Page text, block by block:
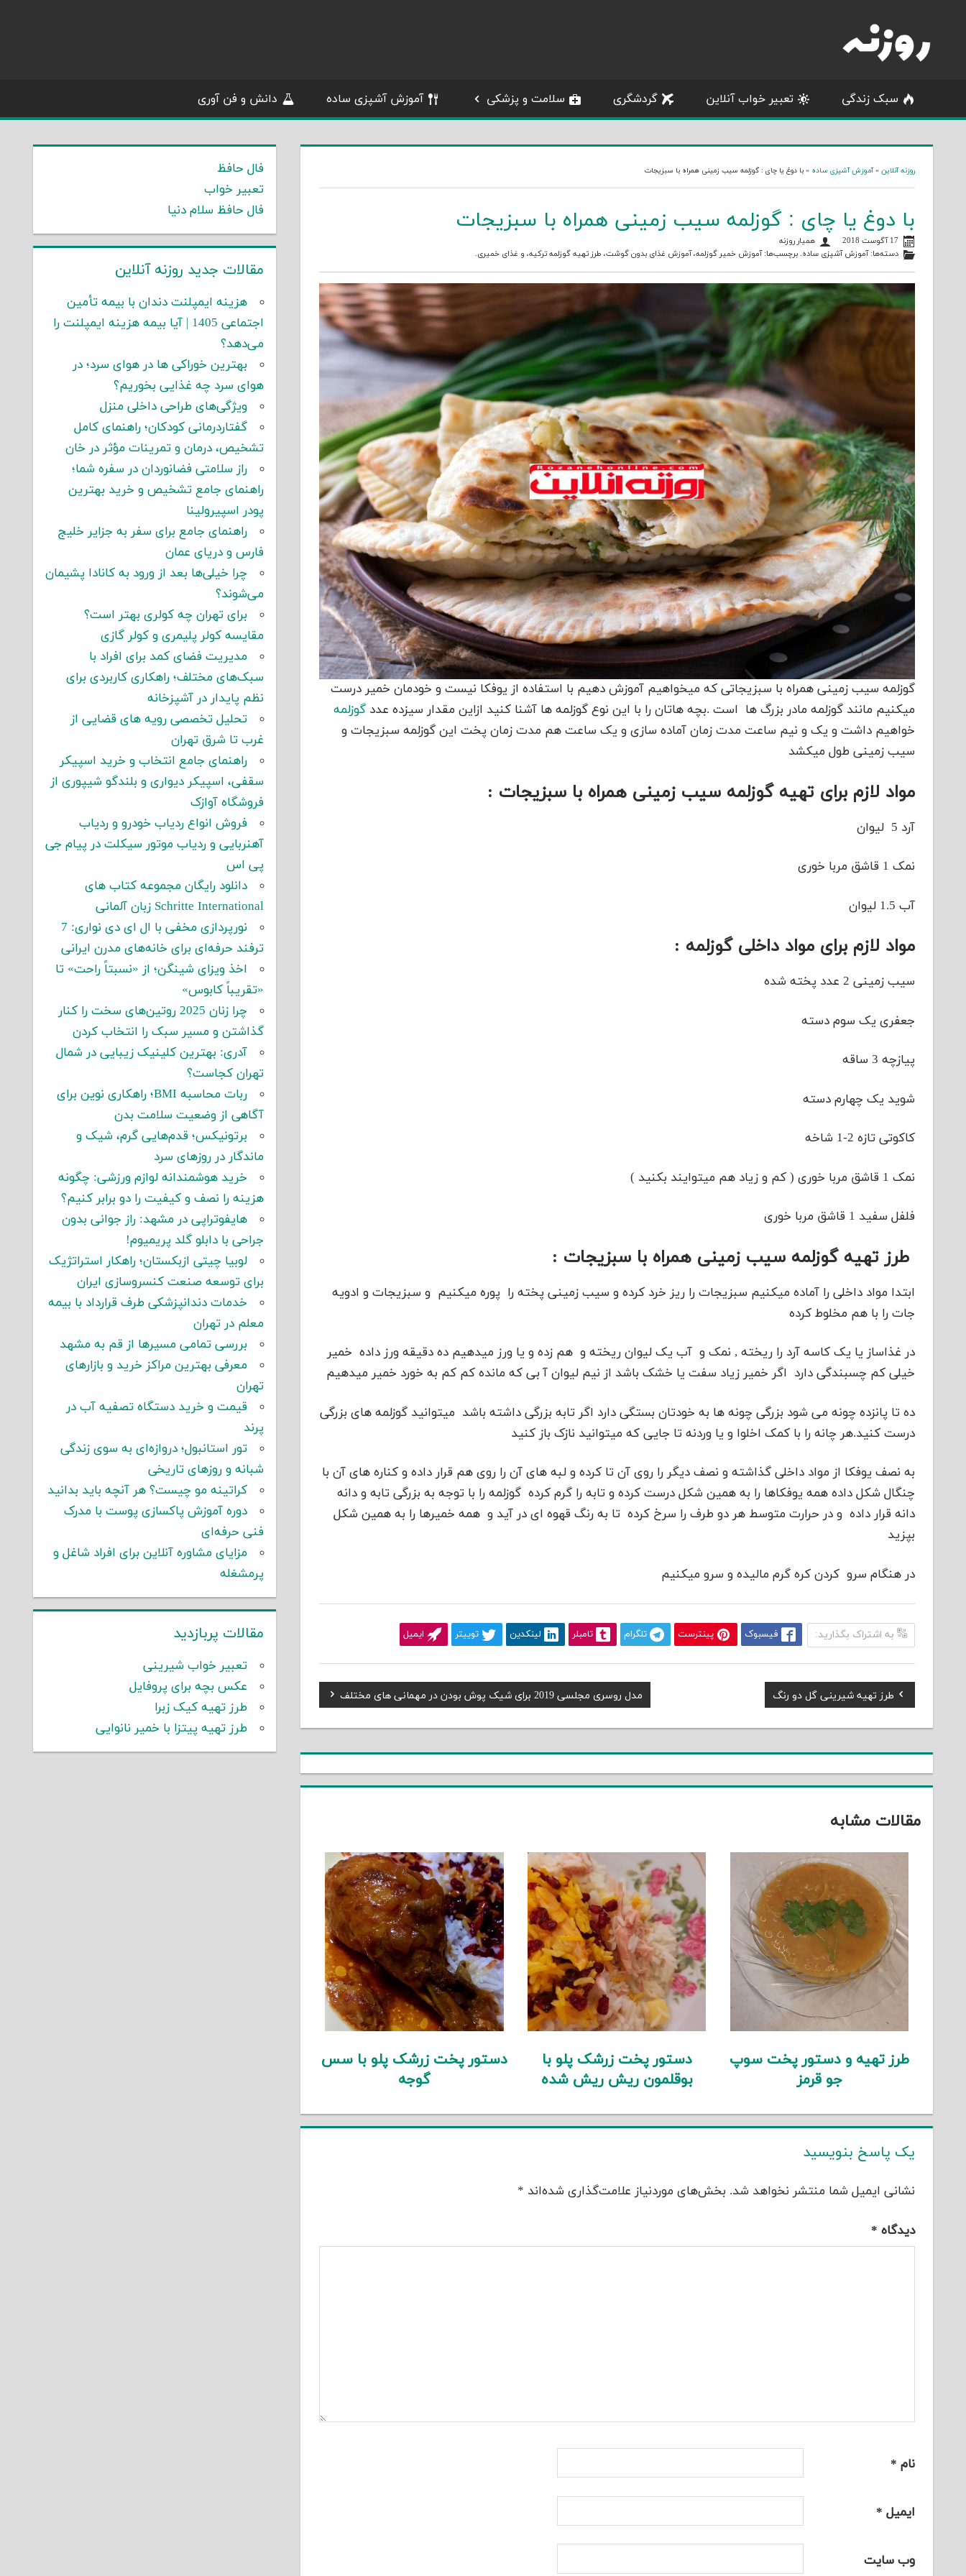
content
سبک زندگی تعبیر خواب آنلاین گردشگری سلامت و پزشکی آموزش آشپزی ساده دانش و فن آوری
روزنه آنلاین »آموزش آشپزی ساده »با دوغ یا چای : گوزلمه سیب زمینی همراه با سبزیجات
با دوغ یا چای : گوزلمه سیب زمینی همراه با سبزیجات
17 آگوست 2018
همیار روزنه
دسته‌ها:آموزش آشپزی ساده. برچسب‌ها:آموزش خمیر گوزلمه،آموزش غذای بدون گوشت، طرز تهیه گوزلمه ترکیه، و غذای خمیری.
گوزلمه سیب زمینی همراه با سبزیجاتی که میخواهیم آموزش دهیم با استفاده از یوفکا نیست و خودمان خمیر درست
میکنیم مانند گوزلمه مادر بزرگ ها است .بچه هاتان را با این نوع گوزلمه ها آشنا کنید ازاین مقدار سیزده عدد گوزلمه
خواهیم داشت و یک و نیم ساعت مدت زمان آماده سازی و یک ساعت هم مدت زمان پخت این گوزلمه سبزیجات و
سیب زمینی طول میکشد
مواد لازم برای تهیه گوزلمه سیب زمینی همراه با سبزیجات :
آرد 5 لیوان
نمک 1 قاشق مربا خوری
آب 1.5 لیوان
مواد لازم برای مواد داخلی گوزلمه :
سیب زمینی 2 عدد پخته شده
جعفری یک سوم دسته
پیازچه 3 ساقه
شوید یک چهارم دسته
کاکوتی تازه 2-1 شاخه
نمک 1 قاشق مربا خوری ( کم و زیاد هم میتوایند بکنید )
فلفل سفید 1 قاشق مربا خوری
طرز تهیه گوزلمه سیب زمینی همراه با سبزیجات :
ابتدا مواد داخلی را آماده میکنیم سبزیجات را ریز خرد کرده و سیب زمینی پخته را پوره میکنیم و سبزیجات و ادویه
جات را با هم مخلوط کرده
در غذاساز یا یک کاسه آرد را ریخته , نمک و آب یک لیوان ریخته و هم زده و یا ورز میدهیم ده دقیقه ورز داده خمیر
خیلی کم چسبندگی دارد اگر خمیر زیاد سفت یا خشک باشد از نیم لیوان آ بی که مانده کم کم به خورد خمیر میدهیم
ده تا پانزده چونه می شود بزرگی چونه ها به خودتان بستگی دارد اگر تابه بزرگی داشته باشد میتوانید گوزلمه های بزرگی
درست کنید.هر چانه را با کمک اخلوا و یا وردنه تا جایی که میتوانید نازک باز کنید
به نصف یوفکا از مواد داخلی گذاشته و نصف دیگر را روی آن تا کرده و لبه های آن را روی هم قرار داده و کناره های آن با
چنگال شکل داده همه یوفکاها را به همین شکل درست کرده و تابه را گرم کرده گوزلمه را با توجه به بزرگی تابه و دانه
دانه قرار داده و در حرارت متوسط هر دو طرف را سرخ کرده تا به رنگ قهوه ای در آید و همه خمیرها را به همین شکل
بپزید
در هنگام سرو کردن کره گرم مالیده و سرو میکنیم
به اشتراک بگذارید: فیسبوک پینترست تلگرام تامبلر لینکدین توییتر ایمیل
راهبری
نوشته
Previous
Post:
طرز تهیه شیرینی گل دو رنگ
Next
Post:
مدل روسری مجلسی 2019 برای شیک پوش بودن در مهمانی های مختلف
مقالات مشابه
طرز تهیه و دستور پخت سوپ
جو قرمز
دستور پخت زرشک پلو با
بوقلمون ریش ریش شده
دستور پخت زرشک پلو با سس
گوجه
یک پاسخ بنویسید
نشانی ایمیل شما منتشر نخواهد شد. بخش‌های موردنیاز علامت‌گذاری شده‌اند *
دیدگاه *
نام *
ایمیل *
وب‌ سایت
فال حافظ
تعبیر خواب
فال حافظ سلام دنیا
مقالات جدید روزنه آنلاین
هزینه ایمپلنت دندان با بیمه تأمین
اجتماعی 1405 | آیا بیمه هزینه ایمپلنت را
می‌دهد؟
بهترین خوراکی ها در هوای سرد؛ در
هوای سرد چه غذایی بخوریم؟
ویژگی‌های طراحی داخلی منزل
گفتاردرمانی کودکان؛ راهنمای کامل
تشخیص، درمان و تمرینات مؤثر در خان
راز سلامتی فضانوردان در سفره شما؛
راهنمای جامع تشخیص و خرید بهترین
پودر اسپیرولینا
راهنمای جامع برای سفر به جزایر خلیج
فارس و دریای عمان
چرا خیلی‌ها بعد از ورود به کانادا پشیمان
می‌شوند؟
برای تهران چه کولری بهتر است؟
مقایسه کولر پلیمری و کولر گازی
مدیریت فضای کمد برای افراد با
سبک‌های مختلف؛ راهکاری کاربردی برای
نظم پایدار در آشپزخانه
تحلیل تخصصی رویه های قضایی از
غرب تا شرق تهران
راهنمای جامع انتخاب و خرید اسپیکر
سقفی، اسپیکر دیواری و بلندگو شیپوری از
فروشگاه آوازک
فروش انواع ردیاب خودرو و ردیاب
آهنربایی و ردیاب موتور سیکلت در پیام جی
پی اس
دانلود رایگان مجموعه کتاب های
Schritte International زبان آلمانی
نورپردازی مخفی با ال ای دی نواری: 7
ترفند حرفه‌ای برای خانه‌های مدرن ایرانی
اخذ ویزای شینگن؛ از «نسبتاً راحت» تا
«تقریباً کابوس»
چرا زنان 2025 روتین‌های سخت را کنار
گذاشتن و مسیر سبک را انتخاب کردن
آدری: بهترین کلینیک زیبایی در شمال
تهران کجاست؟
ربات محاسبه BMI؛ راهکاری نوین برای
آگاهی از وضعیت سلامت بدن
برتونیکس؛ قدم‌هایی گرم، شیک و
ماندگار در روزهای سرد
خرید هوشمندانه لوازم ورزشی: چگونه
هزینه را نصف و کیفیت را دو برابر کنیم؟
هایفوتراپی در مشهد: راز جوانی بدون
جراحی با دابلو گلد پریمیوم!
لوبیا چیتی ازبکستان؛ راهکار استراتژیک
برای توسعه صنعت کنسروسازی ایران
خدمات دندانپزشکی طرف قرارداد با بیمه
معلم در تهران
بررسی تمامی مسیرها از قم به مشهد
معرفی بهترین مراکز خرید و بازارهای
تهران
قیمت و خرید دستگاه تصفیه آب در
پرند
تور استانبول؛ دروازه‌ای به سوی زندگی
شبانه و روزهای تاریخی
کراتینه مو چیست؟ هر آنچه باید بدانید
دوره آموزش پاکسازی پوست با مدرک
فنی حرفه‌ای
مزایای مشاوره آنلاین برای افراد شاغل و
پرمشغله
مقالات پربازدید
تعبیر خواب شیرینی
عکس بچه برای پروفایل
طرز تهیه کیک زبرا
طرز تهیه پیتزا با خمیر نانوایی